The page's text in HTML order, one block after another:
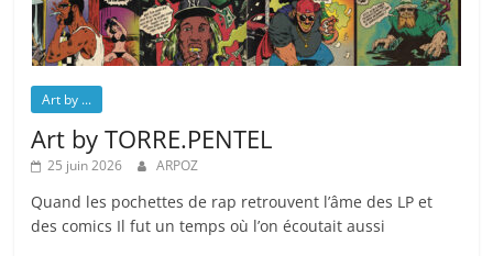
Art by ...
Art by TORRE.PENTEL
25 juin 2026 ARPOZ
Quand les pochettes de rap retrouvent l’âme des LP et
des comics Il fut un temps où l’on écoutait aussi